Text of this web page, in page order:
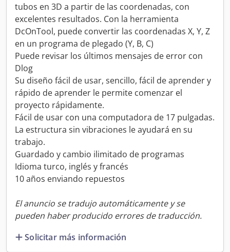
tubos en 3D a partir de las coordenadas, con
excelentes resultados. Con la herramienta
DcOnTool, puede convertir las coordenadas X, Y, Z
en un programa de plegado (Y, B, C)
Puede revisar los últimos mensajes de error con
Dlog
Su diseño fácil de usar, sencillo, fácil de aprender y
rápido de aprender le permite comenzar el
proyecto rápidamente.
Fácil de usar con una computadora de 17 pulgadas.
La estructura sin vibraciones le ayudará en su
trabajo.
Guardado y cambio ilimitado de programas
Idioma turco, inglés y francés
10 años enviando repuestos
El anuncio se tradujo automáticamente y se
pueden haber producido errores de traducción.
Solicitar más información